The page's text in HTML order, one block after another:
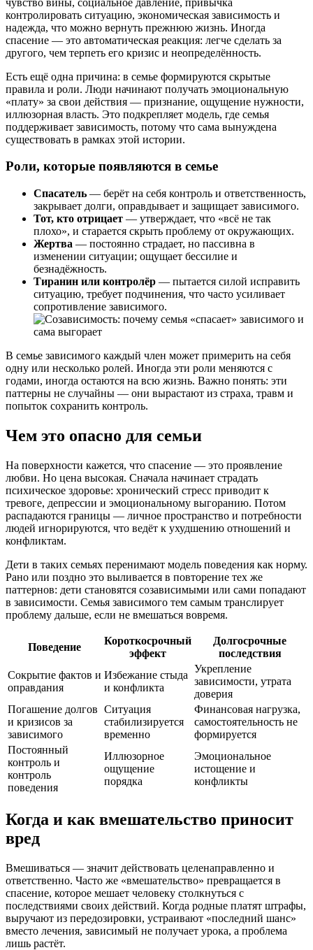
контролировать ситуацию, экономическая зависимость и
надежда, что можно вернуть прежнюю жизнь. Иногда
спасение — это автоматическая реакция: легче сделать за
другого, чем терпеть его кризис и неопределённость.
Есть ещё одна причина: в семье формируются скрытые
правила и роли. Люди начинают получать эмоциональную
«плату» за свои действия — признание, ощущение нужности,
иллюзорная власть. Это подкрепляет модель, где семья
поддерживает зависимость, потому что сама вынуждена
существовать в рамках этой истории.
Роли, которые появляются в семье
Спасатель — берёт на себя контроль и ответственность,
закрывает долги, оправдывает и защищает зависимого.
Тот, кто отрицает — утверждает, что «всё не так
плохо», и старается скрыть проблему от окружающих.
Жертва — постоянно страдает, но пассивна в
изменении ситуации; ощущает бессилие и
безнадёжность.
Тиранин или контролёр — пытается силой исправить
ситуацию, требует подчинения, что часто усиливает
сопротивление зависимого.
В семье зависимого каждый член может примерить на себя
одну или несколько ролей. Иногда эти роли меняются с
годами, иногда остаются на всю жизнь. Важно понять: эти
паттерны не случайны — они вырастают из страха, травм и
попыток сохранить контроль.
Чем это опасно для семьи
На поверхности кажется, что спасение — это проявление
любви. Но цена высокая. Сначала начинает страдать
психическое здоровье: хронический стресс приводит к
тревоге, депрессии и эмоциональному выгоранию. Потом
распадаются границы — личное пространство и потребности
людей игнорируются, что ведёт к ухудшению отношений и
конфликтам.
Дети в таких семьях перенимают модель поведения как норму.
Рано или поздно это выливается в повторение тех же
паттернов: дети становятся созависимыми или сами попадают
в зависимости. Семья зависимого тем самым транслирует
проблему дальше, если не вмешаться вовремя.
Поведение
Короткосрочный
эффект
Долгосрочные
последствия
Сокрытие фактов и
оправдания
Избежание стыда
и конфликта
Укрепление
зависимости, утрата
доверия
Погашение долгов
и кризисов за
зависимого
Ситуация
стабилизируется
временно
Финансовая нагрузка,
самостоятельность не
формируется
Постоянный
контроль и
контроль
поведения
Иллюзорное
ощущение
порядка
Эмоциональное
истощение и
конфликты
Когда и как вмешательство приносит
вред
Вмешиваться — значит действовать целенаправленно и
ответственно. Часто же «вмешательство» превращается в
спасение, которое мешает человеку столкнуться с
последствиями своих действий. Когда родные платят штрафы,
выручают из передозировки, устраивают «последний шанс»
вместо лечения, зависимый не получает урока, а проблема
лишь растёт.